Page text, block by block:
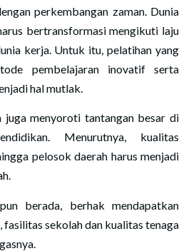
perkembangan zaman. Dunia
bertransformasi mengikuti laju
kerja. Untuk itu, pelatihan yang
pembelajaran inovatif serta
hal mutlak.
juga menyoroti tantangan besar di
Menurutnya, kualitas
pelosok daerah harus menjadi
berada, berhak mendapatkan
sekolah dan kualitas tenaga